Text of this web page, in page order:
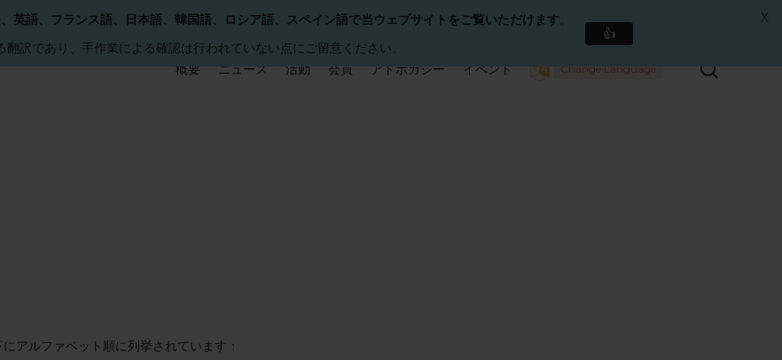
概要 ニュース 活動 会員 アドボカシー イベント Change Language
にアルファベット順に列挙されています：
、英語、フランス語、日本語、韓国語、ロシア語、スペイン語で当ウェブサイトをご覧いただけます。
翻訳であり、手作業による確認は行われていない点にご留意ください。
👍
X